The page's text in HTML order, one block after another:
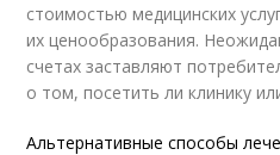
стоимостью медицинских
их ценообразования.
счетах заставляют
о том, посетить ли клинику
Альтернативные способы